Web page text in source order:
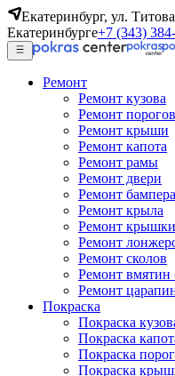
Екатеринбург, ул.
Екатеринбурге+7 (343)
Ремонт
Ремонт кузова
Ремонт порогов
Ремонт крыши
Ремонт капота
Ремонт рамы
Ремонт двери
Ремонт бампера
Ремонт крыла
Ремонт
Ремонт
Ремонт сколов
Ремонт вмятин
Ремонт
Покраска
Покраска
Покраска
Покраска
Покраска